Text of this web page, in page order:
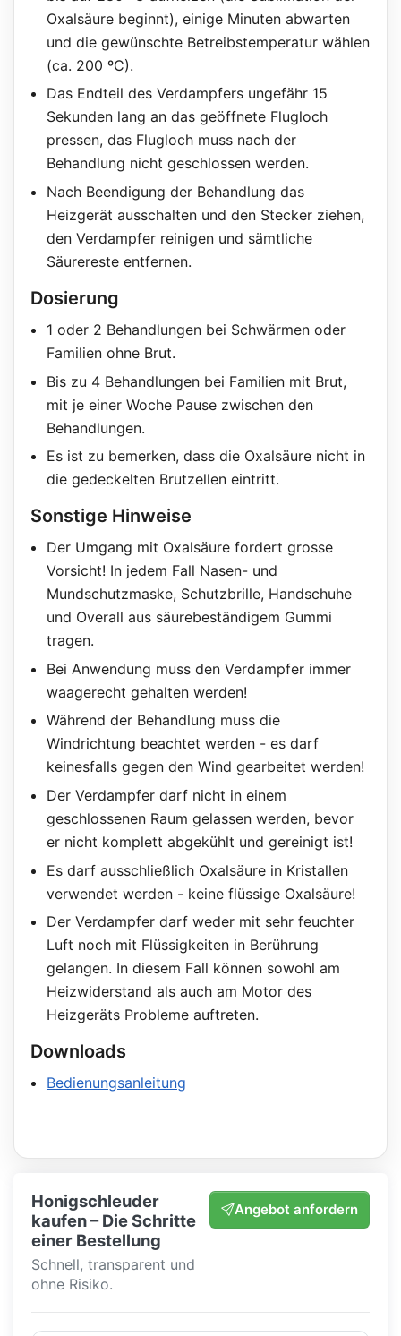
Oxalsäure beginnt), einige Minuten abwarten
und die gewünschte Betreibstemperatur wählen
(ca. 200 ºC).
Das Endteil des Verdampfers ungefähr 15
Sekunden lang an das geöffnete Flugloch
pressen, das Flugloch muss nach der
Behandlung nicht geschlossen werden.
Nach Beendigung der Behandlung das
Heizgerät ausschalten und den Stecker ziehen,
den Verdampfer reinigen und sämtliche
Säurereste entfernen.
Dosierung
1 oder 2 Behandlungen bei Schwärmen oder
Familien ohne Brut.
Bis zu 4 Behandlungen bei Familien mit Brut,
mit je einer Woche Pause zwischen den
Behandlungen.
Es ist zu bemerken, dass die Oxalsäure nicht in
die gedeckelten Brutzellen eintritt.
Sonstige Hinweise
Der Umgang mit Oxalsäure fordert grosse
Vorsicht! In jedem Fall Nasen- und
Mundschutzmaske, Schutzbrille, Handschuhe
und Overall aus säurebeständigem Gummi
tragen.
Bei Anwendung muss den Verdampfer immer
waagerecht gehalten werden!
Während der Behandlung muss die
Windrichtung beachtet werden - es darf
keinesfalls gegen den Wind gearbeitet werden!
Der Verdampfer darf nicht in einem
geschlossenen Raum gelassen werden, bevor
er nicht komplett abgekühlt und gereinigt ist!
Es darf ausschließlich Oxalsäure in Kristallen
verwendet werden - keine flüssige Oxalsäure!
Der Verdampfer darf weder mit sehr feuchter
Luft noch mit Flüssigkeiten in Berührung
gelangen. In diesem Fall können sowohl am
Heizwiderstand als auch am Motor des
Heizgeräts Probleme auftreten.
Downloads
Bedienungsanleitung
Honigschleuder
kaufen – Die Schritte
einer Bestellung
Schnell, transparent und
ohne Risiko.
Angebot anfordern